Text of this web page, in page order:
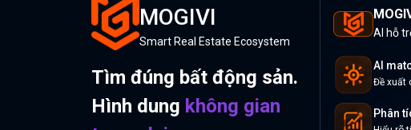
MOGIVI
Smart Real Estate Ecosystem
Tìm đúng bất động sản.
Hình dung không gian
AI hỗ
AI
Đề xuất
Phân